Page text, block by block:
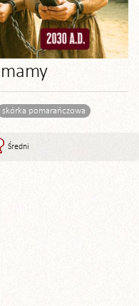
skórka pomarańczowa
Średni